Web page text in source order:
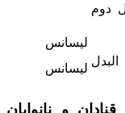
دوم
لیسانس
لیسانس
و نانوایان